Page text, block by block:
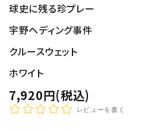
球史に残る珍プレー
宇野ヘディング事件
クルースウェット
ホワイト
7,920円(税込)
レビューを書く